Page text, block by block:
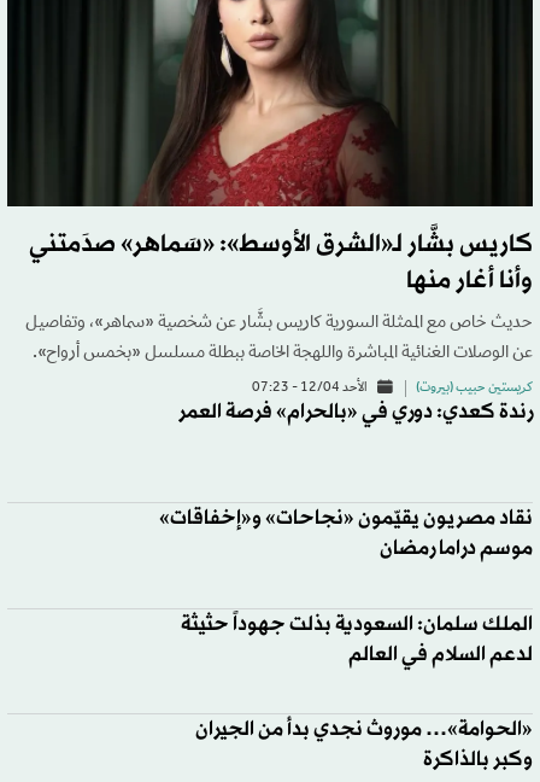
كاريس بشَّار لـ«الشرق الأوسط»: «سَماهر» صدَمتني
وأنا أغار منها
حديث خاص مع الممثلة السورية كاريس بشَّار عن شخصية «سماهر»، وتفاصيل
عن الوصلات الغنائية المباشرة واللهجة الخاصة ببطلة مسلسل «بخمس أرواح».
كريستين حبيب (بيروت) الأحد 12/04 - 07:23
رندة كعدي: دوري في «بالحرام» فرصة العمر
نقاد مصريون يقيّمون «نجاحات» و«إخفاقات»
موسم دراما رمضان
الملك سلمان: السعودية بذلت جهوداً حثيثة
لدعم السلام في العالم
«الحوامة»… موروث نجدي بدأ من الجيران
وكبر بالذاكرة